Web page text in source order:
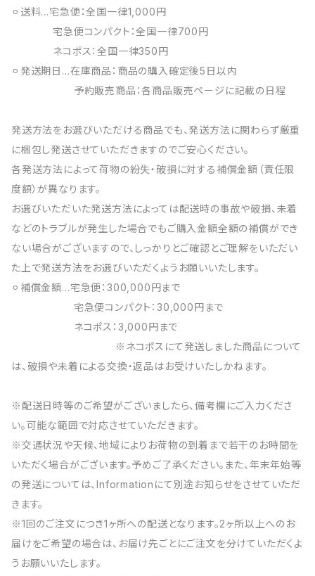
⚪︎送料…宅急便：全国一律1,000円
宅急便コンパクト：全国一律700円
ネコポス：全国一律350円
⚪︎発送期日…在庫商品：商品の購入確定後5日以内
予約販売商品：各商品販売ページに記載の日程
発送方法をお選びいただける商品でも、発送方法に関わらず厳重
に梱包し発送させていただきますのでご安心ください。
各発送方法によって荷物の紛失・破損に対する補償金額（責任限
度額）が異なります。
お選びいただいた発送方法によっては配送時の事故や破損、未着
などのトラブルが発生した場合でもご購入金額全額の補償ができ
ない場合がございますので、しっかりとご確認とご理解をいただい
た上で発送方法をお選びいただくようお願いいたします。
⚪︎補償金額…宅急便：300,000円まで
宅急便コンパクト：30,000円まで
ネコポス：3,000円まで
※ネコポスにて発送しました商品について
は、破損や未着による交換・返品はお受けいたしかねます。
※配送日時等のご希望がございましたら、備考欄にご入力くださ
い。可能な範囲で対応させていただきます。
※交通状況や天候、地域によりお荷物の到着まで若干のお時間を
いただく場合がございます。予めご了承ください。また、年末年始等
の発送については、Informationにて別途お知らせをさせていただ
きます。
※1回のご注文につき1ヶ所への配送となります。2ヶ所以上へのお
届けをご希望の場合は、お届け先ごとにご注文を分けていただくよ
うお願いいたします。